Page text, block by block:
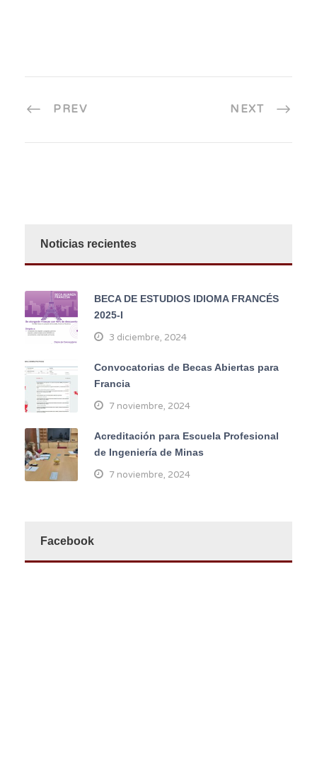
PREV NEXT
Noticias recientes
BECA DE ESTUDIOS IDIOMA FRANCÉS
2025-I
3 diciembre, 2024
Convocatorias de Becas Abiertas para
Francia
7 noviembre, 2024
Acreditación para Escuela Profesional
de Ingeniería de Minas
7 noviembre, 2024
Facebook